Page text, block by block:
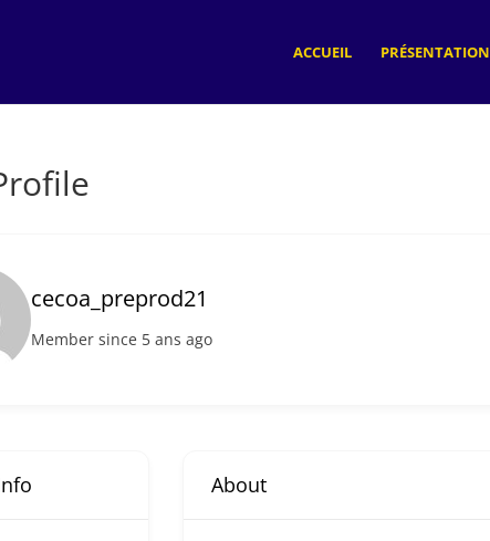
ACCUEIL PRÉSENTATION
cecoa_preprod21
Member since 5 ans ago
About